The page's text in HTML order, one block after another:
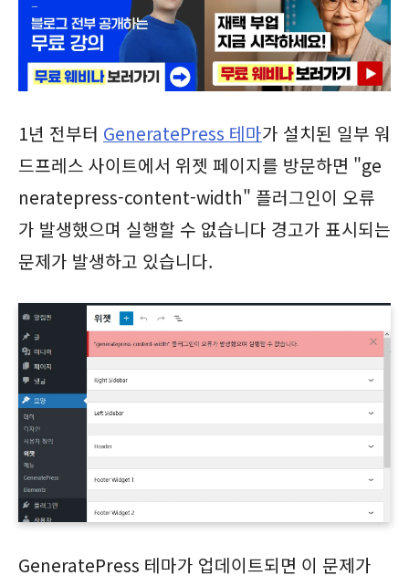
1년 전부터 GeneratePress 테마가 설치된 일부 워
드프레스 사이트에서 위젯 페이지를 방문하면 "ge
neratepress-content-width" 플러그인이 오류
가 발생했으며 실행할 수 없습니다 경고가 표시되는
문제가 발생하고 있습니다.
GeneratePress 테마가 업데이트되면 이 문제가